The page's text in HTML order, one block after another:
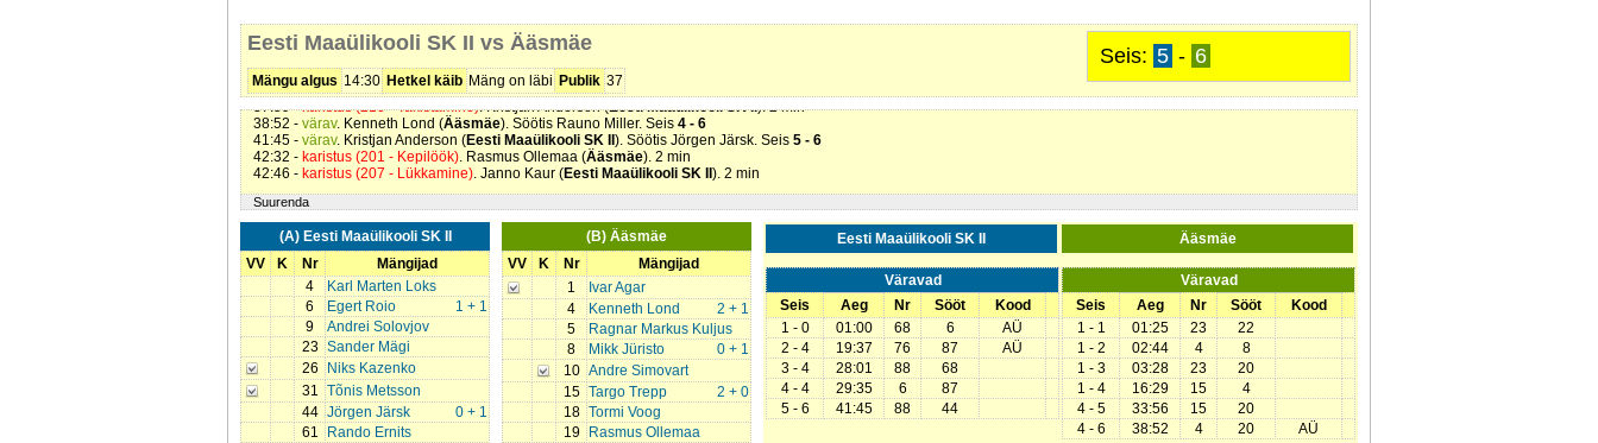
Seis: 5 - 6
Eesti Maaülikooli SK II vs Ääsmäe
Mängu algus 14:30 Hetkel käib Mäng on läbi Publik 37
18:15 -karistus (208 - Jõuline mäng/kukutamine). Mikk Jüristo (Ääsmäe). 2 min
19:37 - värav. Janno Kaur ( Eesti Maaülikooli SK II). Söötis Artur Okružko. Seis
29:35 -värav. Egert Roio (Eesti Maaülikooli SK II). Söötis Artur Okružko. Seis
33:56 -värav. Targo Trepp (Ääsmäe). Söötis Rauno Miller. Seis
37:59 -karistus (210 - Takistamine). Kristjan Anderson (Eesti Maaülikooli SK II). 2 min
38:52 - värav. Kenneth Lond (Ääsmäe). Söötis Rauno Miller. Seis 4 - 6
41:45 - värav. Kristjan Anderson (Eesti Maaülikooli SK II ). Söötis Jörgen Järsk. Seis 5 - 6
42:32 - karistus (201 - Kepilöök). Rasmus Ollemaa (Ääsmäe). 2 min
42:46 - karistus (207 - Lükkamine). Janno Kaur (Eesti Maaülikooli SK II ). 2 min
Suurenda
(A) Eesti Maaülikooli SK II
VV
K Nr
Mängijad
4
Karl Marten Loks
6
1 + 1
Egert Roio
9
Andrei Solovjov
23 Sander Mägi
26
Niks Kazenko
31 Tõnis Metsson
44
0 + 1
Jörgen Järsk
61
Rando Ernits
(B) Ääsmäe
VV
K Nr
Mängijad
1
Ivar Agar
4
2 + 1
Kenneth Lond
5
Ragnar Markus Kuljus
8
0 + 1
Mikk Jüristo
10 Andre Simovart
15
2 + 0
Targo Trepp
18 Tormi Voog
19
Rasmus Ollemaa
Eesti Maaülikooli SK II Ääsmäe
Väravad
Seis
Aeg Nr Sööt
Kood
1 - 0
01:00 68 6
AÜ
2 - 4
19:37 76 87
AÜ
3 - 4
28:01 88
68
4 - 4
29:35 6
87
5 - 6
41:45 88 44
Väravad
Seis
Aeg Nr Sööt
Kood
1 - 1
01:25 23
22
1 - 2
02:44 4
8
1 - 3
03:28 23
20
1 - 4
16:29 15
4
4 - 5
33:56 15
20
4 - 6
38:52 4 20 AÜ